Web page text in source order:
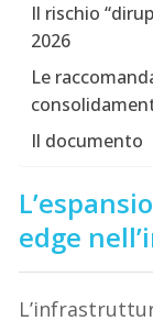
Il rischio
2026
Le
Il documento
edge